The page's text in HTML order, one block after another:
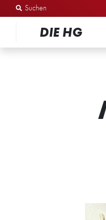
Zum Inhalt springen
DIE HG